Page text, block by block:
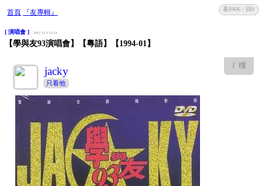
首頁 『友專輯』 收藏 回復
[ 演唱會 ] - 2012-12-1 15:24
【學與友93演唱會】【粵語】【1994-01】
看8406 / 回0
1 樓
jacky
只看他